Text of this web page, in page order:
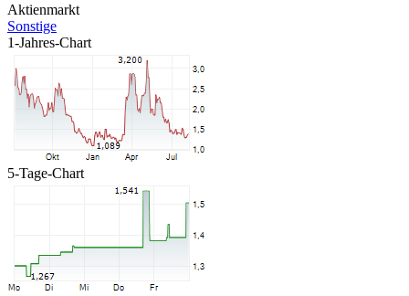
Aktienmarkt
Sonstige
1-Jahres-Chart
5-Tage-Chart